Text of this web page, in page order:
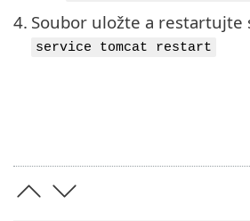
4. Soubor uložte a restartujte
service tomcat restart